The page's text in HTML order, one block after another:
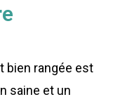
bien rangée est
saine et un